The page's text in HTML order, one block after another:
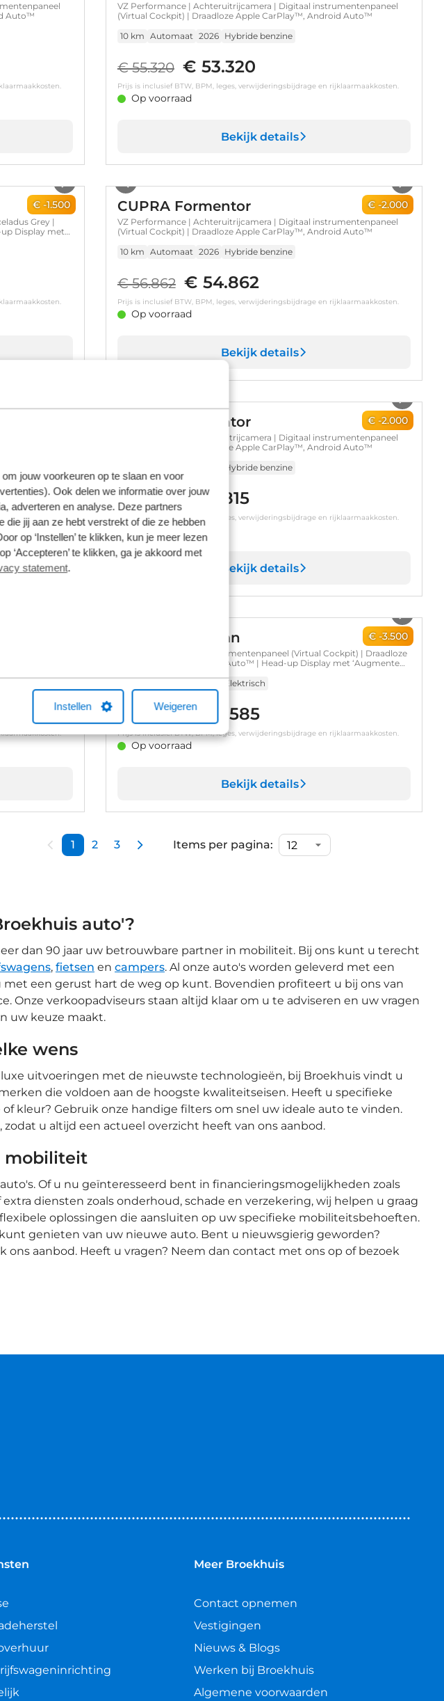
jouw voorkeuren op te slaan en voor
Ook delen we informatie over jouw
adverteren en analyse. Deze partners
die jij aan ze hebt verstrekt of die ze hebben
op ‘Instellen’ te klikken, kun je meer lezen
‘Accepteren’ te klikken, ga je akkoord met
statement.
Instellen Weigeren
Auto™
VZ Performance | Achteruitrijcamera | Digitaal instrumentenpaneel
(Virtual Cockpit) | Draadloze Apple CarPlay™, Android Auto™
10 km Automaat 2026 Hybride benzine
€ 55.320 € 53.320
Prijs is inclusief BTW, BPM, leges, verwijderingsbijdrage en rijklaarmaakkosten.
Op voorraad
Bekijk details
€ -1.500
Grey |
Display met
€ -2.000
CUPRA Formentor
VZ Performance | Achteruitrijcamera | Digitaal instrumentenpaneel
(Virtual Cockpit) | Draadloze Apple CarPlay™, Android Auto™
10 km Automaat 2026 Hybride benzine
€ 56.862 € 54.862
Prijs is inclusief BTW, BPM, leges, verwijderingsbijdrage en rijklaarmaakkosten.
Op voorraad
Bekijk details
€ -2.000
CUPRA Formentor
VZ Performance | Achteruitrijcamera | Digitaal instrumentenpaneel
(Virtual Cockpit) | Draadloze Apple CarPlay™, Android Auto™
Hybride benzine
€ 55.815 € 53.815
Prijs is inclusief BTW, BPM, leges, verwijderingsbijdrage en rijklaarmaakkosten.
Op voorraad
Bekijk details
€ -3.500
CUPRA Tavascan
Adrenaline | Digitaal instrumentenpaneel (Virtual Cockpit) | Draadloze
Apple CarPlay™, Android Auto™ | Head-up Display met ‘Augmented
Elektrisch
€ 54.085 € 50.585
Prijs is inclusief BTW, BPM, leges, verwijderingsbijdrage en rijklaarmaakkosten.
Op voorraad
Bekijk details
1 2 3 Items per pagina:
auto'?
dan 90 jaar uw betrouwbare partner in mobiliteit. Bij ons kunt u terecht
, fietsen en campers. Al onze auto's worden geleverd met een
een gerust hart de weg op kunt. Bovendien profiteert u bij ons van
Onze verkoopadviseurs staan altijd klaar om u te adviseren en uw vragen
uw keuze maakt.
wens
uitvoeringen met de nieuwste technologieën, bij Broekhuis vindt u
die voldoen aan de hoogste kwaliteitseisen. Heeft u specifieke
kleur? Gebruik onze handige filters om snel uw ideale auto te vinden.
u altijd een actueel overzicht heeft van ons aanbod.
mobiliteit
Of u nu geïnteresseerd bent in financieringsmogelijkheden zoals
diensten zoals onderhoud, schade en verzekering, wij helpen u graag
oplossingen die aansluiten op uw specifieke mobiliteitsbehoeften.
genieten van uw nieuwe auto. Bent u nieuwsgierig geworden?
ons aanbod. Heeft u vragen? Neem dan contact met ons op of bezoek
Meer Broekhuis
Contact opnemen
Vestigingen
Nieuws & Blogs
Werken bij Broekhuis
Algemene voorwaarden